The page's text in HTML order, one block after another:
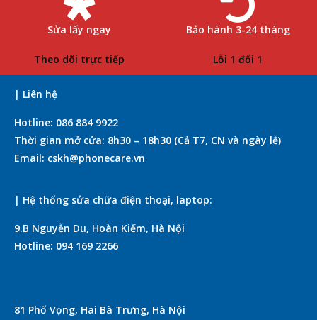
Sửa lấy ngay
Theo dõi trực tiếp
Bảo hành 3-24 tháng
Lỗi 1 đổi 1
| Liên hệ
Hotline: 086 884 9922
Thời gian mở cửa: 8h30 – 18h30 (Cả T7, CN và ngày lễ)
Email: cskh@phonecare.vn
| Hệ thống sửa chữa điện thoại, laptop:
9.B Nguyễn Du, Hoàn Kiếm, Hà Nội
Hotline: 094 169 2266
81 Phố Vọng, Hai Bà Trưng, Hà Nội